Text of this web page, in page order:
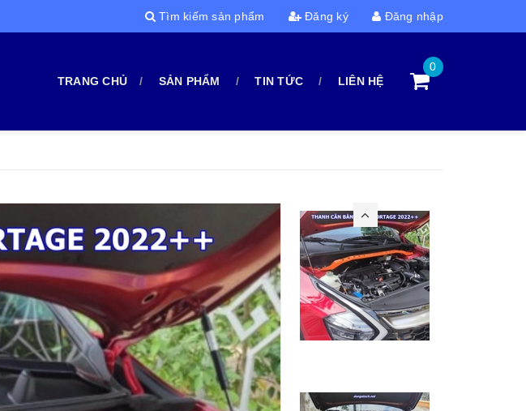
Tìm kiếm sản phẩm Đăng ký Đăng nhập
TRANG CHỦ SẢN PHẨM TIN TỨC LIÊN HỆ
0